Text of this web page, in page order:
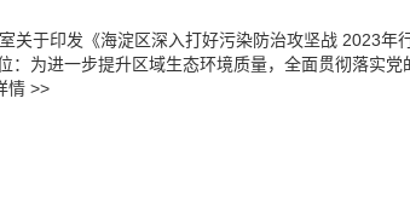
关于印发《海淀区深入打好污染防治攻坚战 2023年
：为进一步提升区域生态环境质量，全面贯彻落实党
情 >>